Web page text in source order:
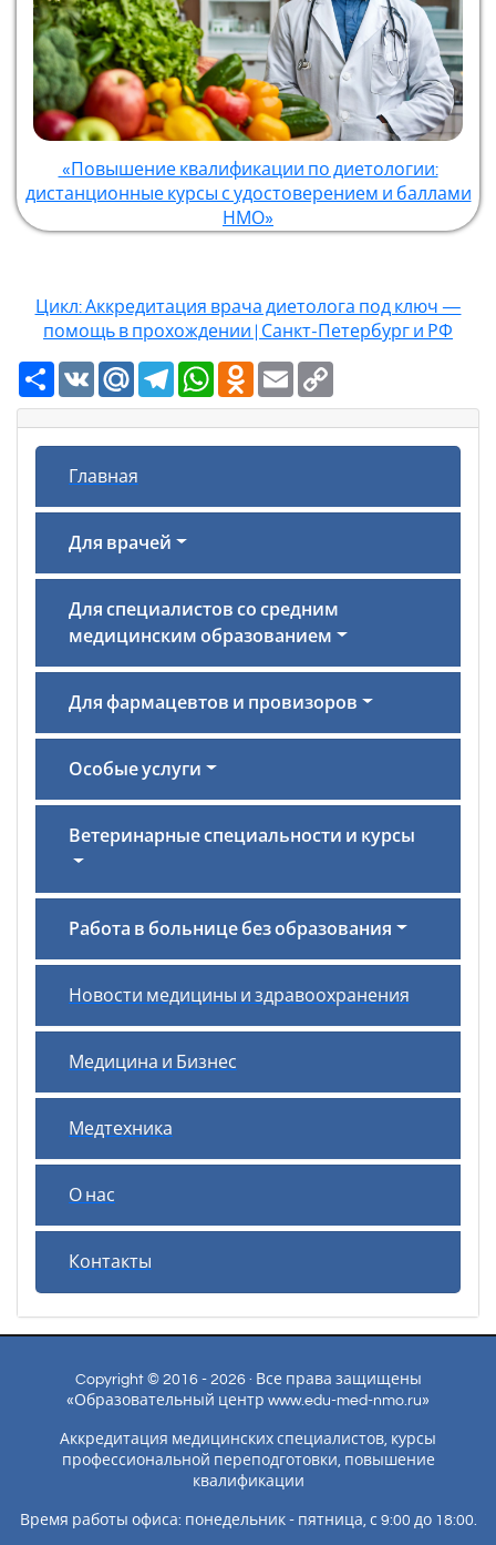
«Повышение квалификации по диетологии:
дистанционные курсы с удостоверением и баллами
НМО»
Цикл: Аккредитация врача диетолога под ключ —
помощь в прохождении | Санкт-Петербург и РФ
Ресурс
VK Mail.RuTelegramWhatsAppOdnoklassniki
Email
Главная
Для врачей
Для специалистов со средним
медицинским образованием
Для фармацевтов и провизоров
Особые услуги
Ветеринарные специальности и курсы
Работа в больнице без образования
Новости медицины и здравоохранения
Медицина и Бизнес
Медтехника
О нас
Контакты
Copyright © 2016 - 2026 · Все права защищены
«Образовательный центр www.edu-med-nmo.ru»
Аккредитация медицинских специалистов, курсы
профессиональной переподготовки, повышение
квалификации
Время работы офиса: понедельник - пятница, с 9:00 до 18:00.